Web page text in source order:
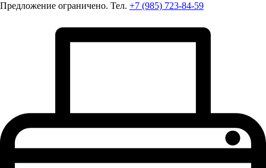
Предложение ограничено. Тел. +7 (985) 723-84-59